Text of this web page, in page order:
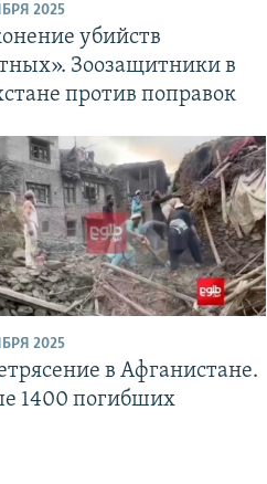
2025
убийств
Зоозащитники в
против поправок
2025
в Афганистане.
1400 погибших